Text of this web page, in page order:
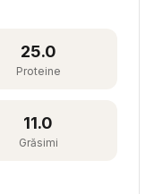
25.0
Proteine
11.0
Grăsimi